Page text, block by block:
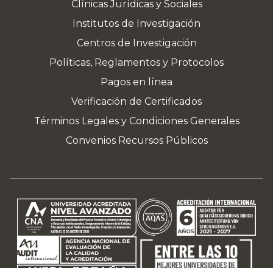
Clínicas Jurídicas y Sociales
Institutos de Investigación
Centros de Investigación
Políticas, Reglamentos y Protocolos
Pagos en línea
Verificación de Certificados
Términos Legales y Condiciones Generales
Convenios Recursos Públicos